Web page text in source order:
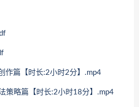
作篇【时长:2小时2分】.mp4
策略篇【时长:2小时18分】.mp4